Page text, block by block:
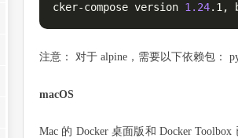
cker-compose version 1.24.1,
注意： 对于 alpine，需要以下依赖包：
macOS
Mac 的 Docker 桌面版和 Docker